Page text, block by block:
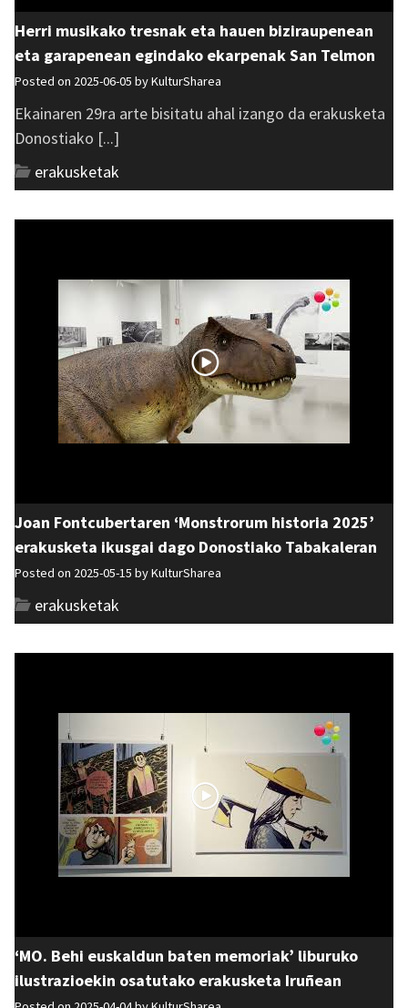
Herri musikako tresnak eta hauen biziraupenean
eta garapenean egindako ekarpenak San Telmon
Posted on 2025-06-05 byKulturSharea
Ekainaren 29ra arte bisitatu ahal izango da erakusketa
Donostiako [...]
erakusketak
Joan Fontcubertaren ‘Monstrorum historia 2025’
erakusketa ikusgai dago Donostiako Tabakaleran
Posted on 2025-05-15 byKulturSharea
erakusketak
‘MO. Behi euskaldun baten memoriak’ liburuko
ilustrazioekin osatutako erakusketa Iruñean